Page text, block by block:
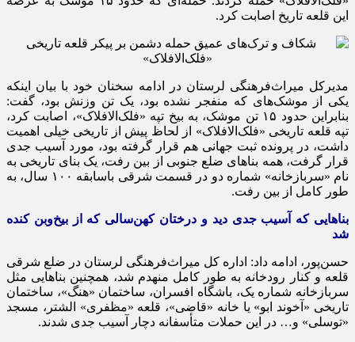
این قلعه تاریخ اصابت کرد.
مدیرکل میراث‌فرهنگی لرستان در ادامه سخنان خود با بیان اینکه
یکی از موشک‌های که منفجر نشده بود، یک تن وزنش بود، گفت:
بنابراین حدود ۱۵ تن موشک، به بیخ تپه «فلک‌الافلاک»، اصابت کرد،
تپه قلعه تاریخی «فلک‌الافلاک» از لحاظ پیش از تاریخی خیلی اهمیت
داشت، در پرونده ثبت جهانی هم قرار گرفته بود، مورد آسیب جدی
قرار گرفت، همه بناهای ضلع جنوبی از بین رفت، یک بنای تاریخی به
نام «سربازخانه» شماره دو در قسمت شرقی باسابقه ۱۰۰ سال، به
طور کامل از بین رفت.
بناهایی که آسیب جدی دید و درختان کهن‌سالی که از بیخ‌وبن کنده
شد
حسن‌پور، ادامه داد: اداره کل میراث‌فرهنگی لرستان در ضلع شرقی
قلعه و کنار رودخانه به طور کامل منهدم شد، همچنین بناهایی مثل
سربازخانه شماره یک، باشگاه افسران، ساختمان «هنگ»، ساختمان
تاریخی «آخوند ابو» یا خانه «قاضی»، قلعه «مظفری» الشتر، مسجد
«توسلی» و… در این حملات متأسفانه دچار آسیب جدی شدند.